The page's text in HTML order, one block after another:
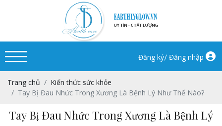
Đăng ký/ Đăng nhập
Trang chủ
Kiến thức sức khỏe
Tay Bị Đau Nhức Trong Xương Là Bệnh Lý Như Thế Nào?
Tay Bị Đau Nhức Trong Xương Là Bệnh Lý